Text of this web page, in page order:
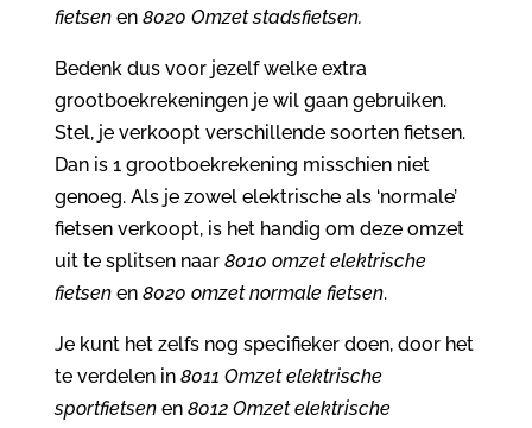
fietsenen 8020 Omzet stadsfietsen.
Bedenk dus voor jezelf welke extra
grootboekrekeningen je wil gaan gebruiken.
Stel, je verkoopt verschillende soorten fietsen.
Dan is 1 grootboekrekening misschien niet
genoeg. Als je zowel elektrische als ‘normale’
fietsen verkoopt, is het handig om deze omzet
uit te splitsen naar 8010 omzet elektrische
fietsenen 8020 omzet normale fietsen.
Je kunt het zelfs nog specifieker doen, door het
te verdelen in 8011 Omzet elektrische
sportfietsenen 8012 Omzet elektrische